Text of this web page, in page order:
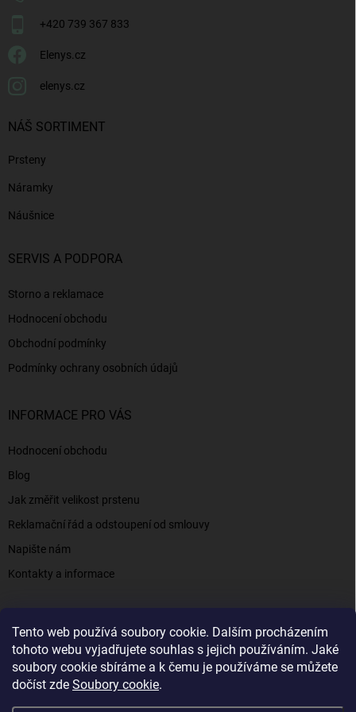
Tento web používá soubory cookie. Dalším procházením
tohoto webu vyjadřujete souhlas s jejich používáním. Jaké
soubory cookie sbíráme a k čemu je používáme se můžete
dočíst zde Soubory cookie.
+420 739 367 833
Elenys.cz
elenys.cz
NÁŠ SORTIMENT
Prsteny
Náramky
Náušnice
SERVIS A PODPORA
Storno a reklamace
Hodnocení obchodu
Obchodní podmínky
Podmínky ochrany osobních údajů
INFORMACE PRO VÁS
Hodnocení obchodu
Blog
Jak změřit velikost prstenu
Reklamační řád a odstoupení od smlouvy
Napište nám
Kontakty a informace
Elenys.cz - šperky, kterým věříte už od roku 2016